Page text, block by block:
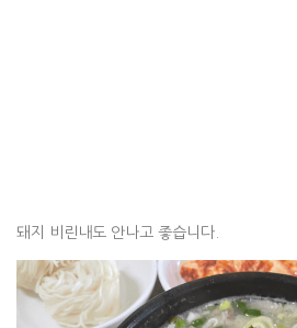
돼지 비린내도 안나고 좋습니다.